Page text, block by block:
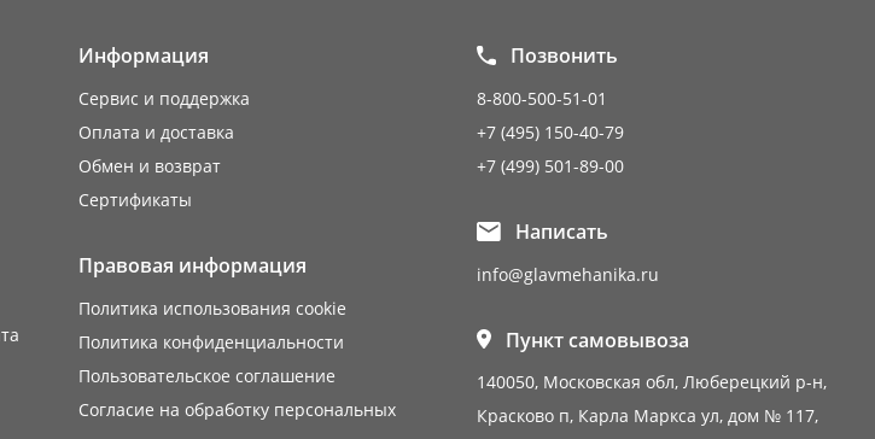
Информация
Сервис и поддержка
Оплата и доставка
Обмен и возврат
Сертификаты
Правовая информация
Политика использования cookie
Политика конфиденциальности
Пользовательское соглашение
Согласие на обработку персональных
Позвонить
8-800-500-51-01
+7 (495) 150-40-79
+7 (499) 501-89-00
Написать
info@glavmehanika.ru
Пункт самовывоза
140050, Московская обл, Люберецкий р-н,
Красково п, Карла Маркса ул, дом № 117,